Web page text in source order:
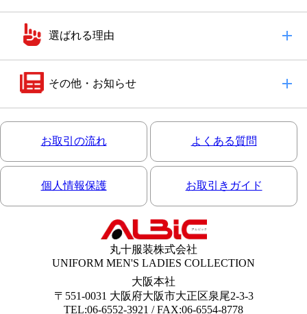
選ばれる理由
その他・お知らせ
お取引の流れ よくある質問
個人情報保護 お取引きガイド
丸十服装株式会社
UNIFORM MEN'S LADIES COLLECTION
大阪本社
〒551-0031 大阪府大阪市大正区泉尾2-3-3
TEL:06-6552-3921 / FAX:06-6554-8778